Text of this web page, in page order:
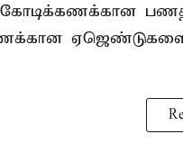
ஏஜெண்டுகளை